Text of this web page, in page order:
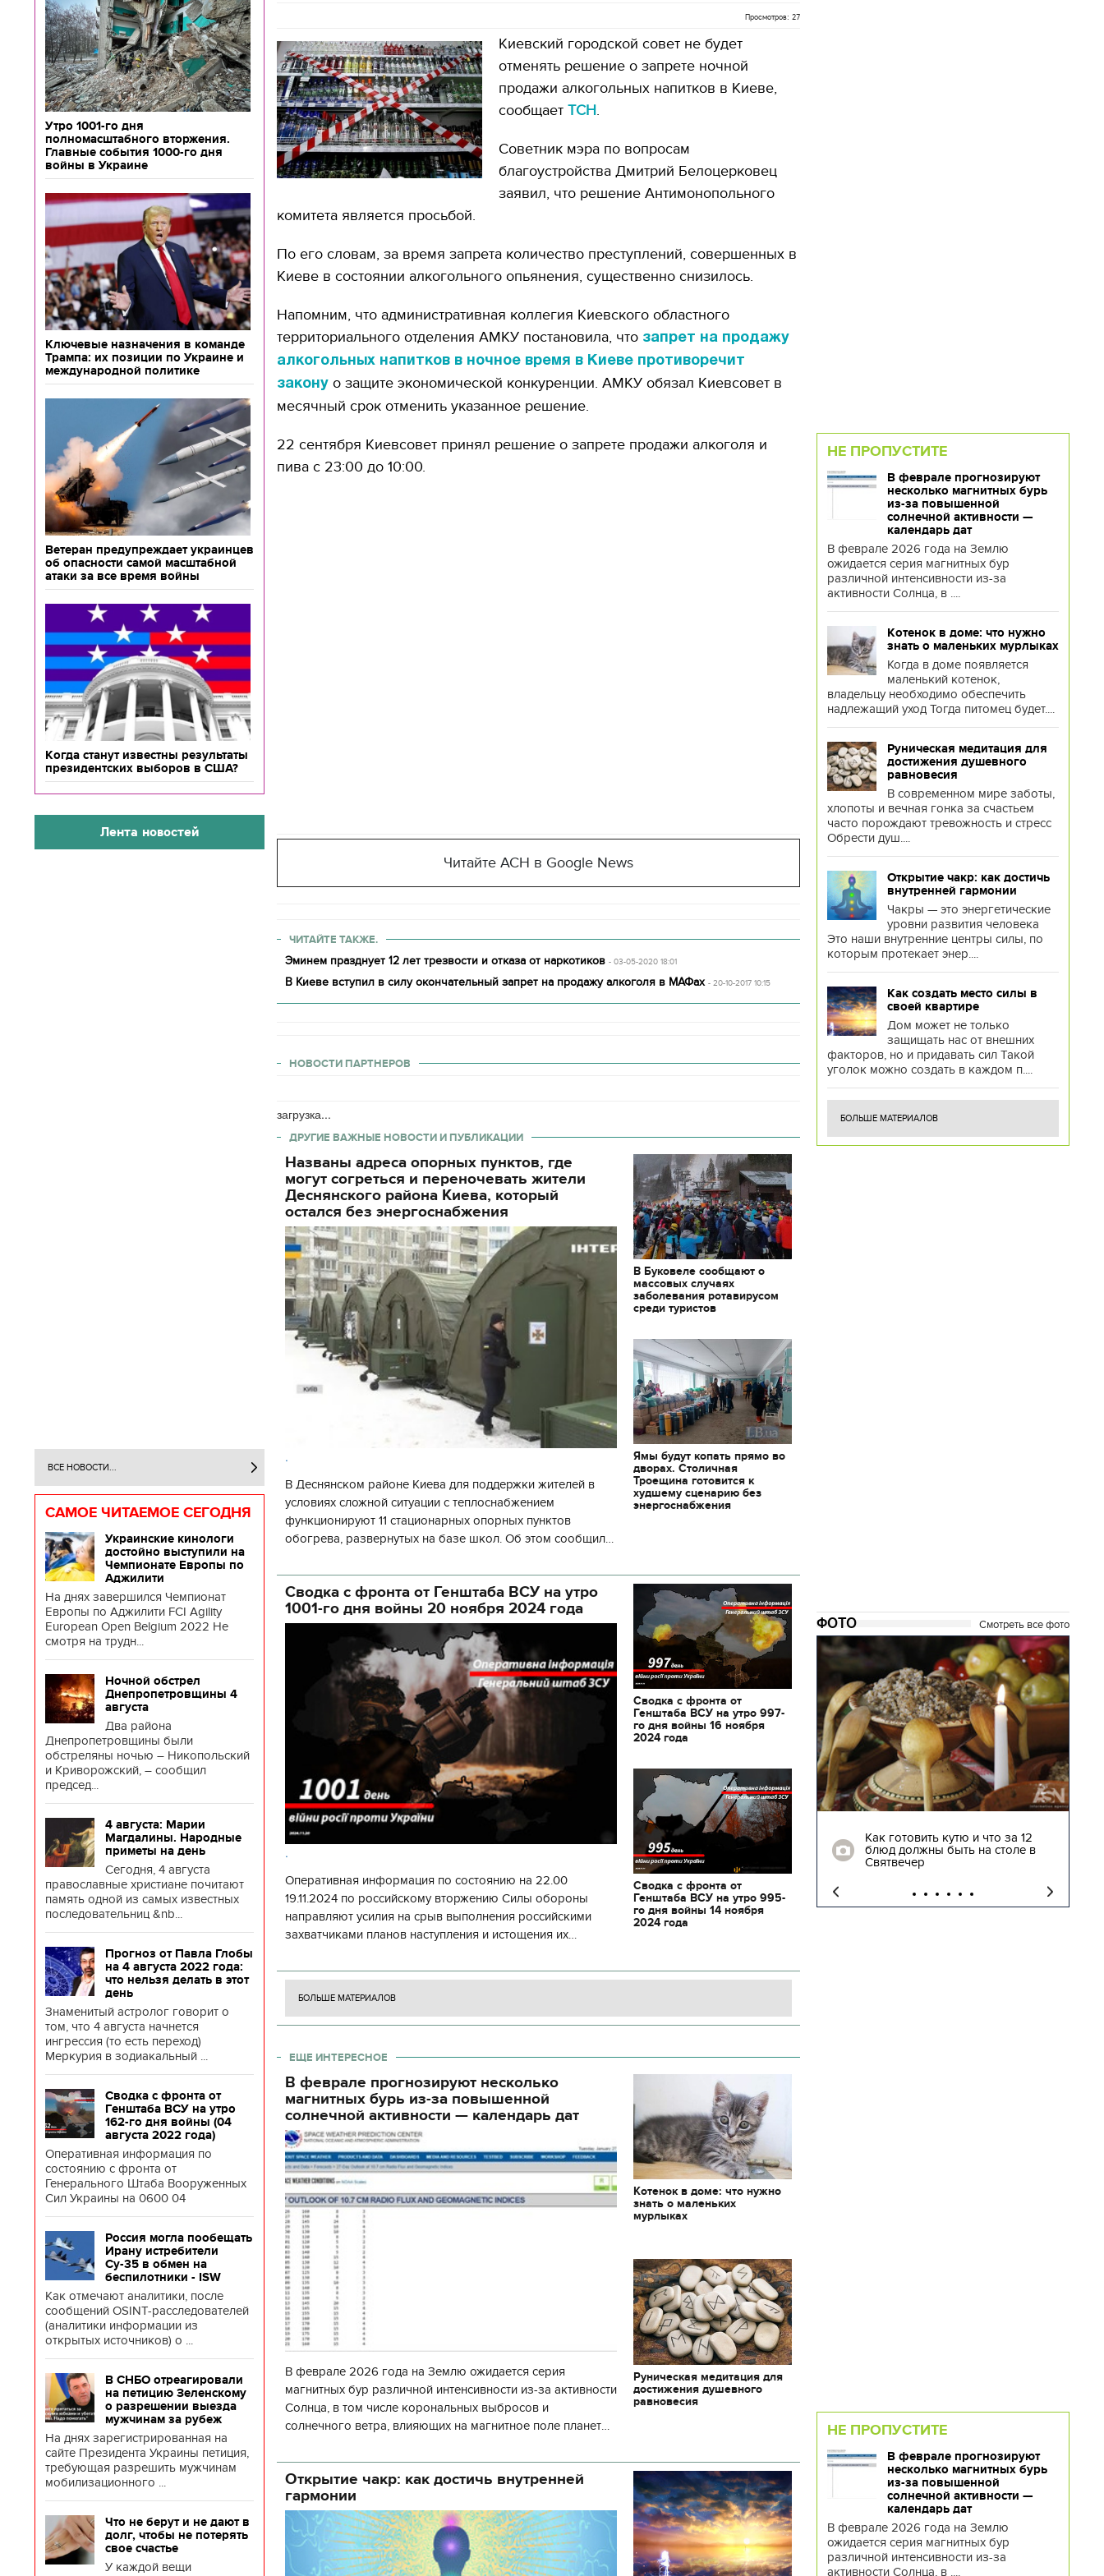
Утро 1001-го дня
полномасштабного вторжения.
Главные события 1000-го дня
войны в Украине
Ключевые назначения в команде
Трампа: их позиции по Украине и
международной политике
Ветеран предупреждает украинцев
об опасности самой масштабной
атаки за все время войны
Когда станут известны результаты
президентских выборов в США?
Лента новостей
ВСЕ НОВОСТИ...
САМОЕ ЧИТАЕМОЕ СЕГОДНЯ
Украинские кинологи
достойно выступили на
Чемпионате Европы по
Аджилити
На днях завершился Чемпионат
Европы по Аджилити FCI Agility
European Open Belgium 2022 Не
смотря на трудн...
Ночной обстрел
Днепропетровщины 4
августа
Два района
Днепропетровщины были
обстреляны ночью – Никопольский
и Криворожский, – сообщил
председ...
4 августа: Марии
Магдалины. Народные
приметы на день
Сегодня, 4 августа
православные христиане почитают
память одной из самых известных
последовательниц &nb...
Прогноз от Павла Глобы
на 4 августа 2022 года:
что нельзя делать в этот
день
Знаменитый астролог говорит о
том, что 4 августа начнется
ингрессия (то есть переход)
Меркурия в зодиакальный ...
Сводка с фронта от
Генштаба ВСУ на утро
162-го дня войны (04
августа 2022 года)
Оперативная информация по
состоянию с фронта от
Генерального Штаба Вооруженных
Сил Украины на 0600 04
Россия могла пообещать
Ирану истребители
Су-35 в обмен на
беспилотники - ISW
Как отмечают аналитики, после
сообщений OSINT-расследователей
(аналитики информации из
открытых источников) о ...
В СНБО отреагировали
на петицию Зеленскому
о разрешении выезда
мужчинам за рубеж
На днях зарегистрированная на
сайте Президента Украины петиция,
требующая разрешить мужчинам
мобилизационного ...
Что не берут и не дают в
долг, чтобы не потерять
свое счастье
У каждой вещи
Просмотров: 27
Киевский городской совет не будет
отменять решение о запрете ночной
продажи алкогольных напитков в Киеве,
сообщает ТСН.
Советник мэра по вопросам
благоустройства Дмитрий Белоцерковец
заявил, что решение Антимонопольного
комитета является просьбой.
По его словам, за время запрета количество преступлений, совершенных в
Киеве в состоянии алкогольного опьянения, существенно снизилось.
Напомним, что административная коллегия Киевского областного
территориального отделения АМКУ постановила, что запрет на продажу
алкогольных напитков в ночное время в Киеве противоречит
закону о защите экономической конкуренции. АМКУ обязал Киевсовет в
месячный срок отменить указанное решение.
22 сентября Киевсовет принял решение о запрете продажи алкоголя и
пива с 23:00 до 10:00.
Читайте АСН в Google News
ЧИТАЙТЕ ТАКЖЕ.
Эминем празднует 12 лет трезвости и отказа от наркотиков - 03-05-2020 18:01
В Киеве вступил в силу окончательный запрет на продажу алкоголя в МАФах - 20-10-2017 10:15
НОВОСТИ ПАРТНЕРОВ
загрузка...
ДРУГИЕ ВАЖНЫЕ НОВОСТИ И ПУБЛИКАЦИИ
Названы адреса опорных пунктов, где
могут согреться и переночевать жители
Деснянского района Киева, который
остался без энергоснабжения
.
В Деснянском районе Киева для поддержки жителей в
условиях сложной ситуации с теплоснабжением
функционируют 11 стационарных опорных пунктов
обогрева, развернутых на базе школ. Об этом сообщил
государственной а
В Буковеле сообщают о
массовых случаях
заболевания ротавирусом
среди туристов
Ямы будут копать прямо во
дворах. Столичная
Троещина готовится к
худшему сценарию без
энергоснабжения
Сводка с фронта от Генштаба ВСУ на утро
1001-го дня войны 20 ноября 2024 года
.
Оперативная информация по состоянию на 22.00
19.11.2024 по российскому вторжению Силы обороны
направляют усилия на срыв выполнения российскими
захватчиками планов наступления и истощения их
боевых ст
Сводка с фронта от
Генштаба ВСУ на утро 997-
го дня войны 16 ноября
2024 года
Сводка с фронта от
Генштаба ВСУ на утро 995-
го дня войны 14 ноября
2024 года
БОЛЬШЕ МАТЕРИАЛОВ
ЕЩЕ ИНТЕРЕСНОЕ
В феврале прогнозируют несколько
магнитных бурь из-за повышенной
солнечной активности — календарь дат
В феврале 2026 года на Землю ожидается серия
магнитных бур различной интенсивности из-за активности
Солнца, в том числе корональных выбросов и
солнечного ветра, влияющих на магнитное поле планеты.
об
Котенок в доме: что нужно
знать о маленьких
мурлыках
Руническая медитация для
достижения душевного
равновесия
Открытие чакр: как достичь внутренней
гармонии
НЕ ПРОПУСТИТЕ
В феврале прогнозируют
несколько магнитных бурь
из-за повышенной
солнечной активности —
календарь дат
В феврале 2026 года на Землю
ожидается серия магнитных бур
различной интенсивности из-за
активности Солнца, в ....
Котенок в доме: что нужно
знать о маленьких мурлыках
Когда в доме появляется
маленький котенок,
владельцу необходимо обеспечить
надлежащий уход Тогда питомец будет....
Руническая медитация для
достижения душевного
равновесия
В современном мире заботы,
хлопоты и вечная гонка за счастьем
часто порождают тревожность и стресс
Обрести душ....
Открытие чакр: как достичь
внутренней гармонии
Чакры — это энергетические
уровни развития человека
Это наши внутренние центры силы, по
которым протекает энер....
Как создать место силы в
своей квартире
Дом может не только
защищать нас от внешних
факторов, но и придавать сил Такой
уголок можно создать в каждом п....
БОЛЬШЕ МАТЕРИАЛОВ
ФОТО Смотреть все фото
11.10.2017 | 16:22
Времена Руси: как выглядят
декорации к фильму
"Сторожевая застава"
Как готовить кутю и что за 12
блюд должны быть на столе в
Святвечер
НЕ ПРОПУСТИТЕ
В феврале прогнозируют
несколько магнитных бурь
из-за повышенной
солнечной активности —
календарь дат
В феврале 2026 года на Землю
ожидается серия магнитных бур
различной интенсивности из-за
активности Солнца, в ....